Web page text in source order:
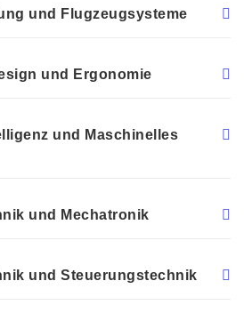
und Flugzeugsysteme
und Ergonomie
und Maschinelles
und Mechatronik
und Steuerungstechnik